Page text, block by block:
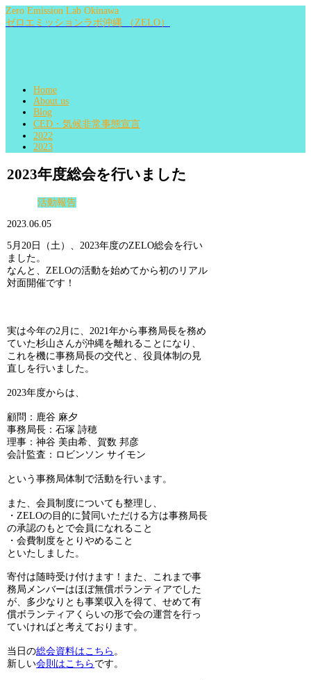
Zero Emission Lab Okinawa
ゼロエミッションラボ沖縄 （ZELO）
Home
About us
Blog
CED・気候非常事態宣言
2022
2023
2023年度総会を行いました
活動報告
2023.06.05
5月20日（土）、2023年度のZELO総会を行い
ました。
なんと、ZELOの活動を始めてから初のリアル
対面開催です！
実は今年の2月に、2021年から事務局長を務め
ていた杉山さんが沖縄を離れることになり、
これを機に事務局長の交代と、役員体制の見
直しを行いました。
2023年度からは、
顧問：鹿谷 麻夕
事務局長：石塚 詩穂
理事：神谷 美由希、賀数 邦彦
会計監査：ロビンソン サイモン
という事務局体制で活動を行います。
また、会員制度についても整理し、
・ZELOの目的に賛同いただける方は事務局長
の承認のもとで会員になれること
・会費制度をとりやめること
といたしました。
寄付は随時受け付けます！また、これまで事
務局メンバーはほぼ無償ボランティアでした
が、多少なりとも事業収入を得て、せめて有
償ボランティアくらいの形で会の運営を行っ
ていければと考えております。
当日の総会資料はこちら 。
新しい会則はこちら です。